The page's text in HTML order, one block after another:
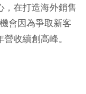
，在打造海外銷售
會因為爭取新客
收續創高峰。